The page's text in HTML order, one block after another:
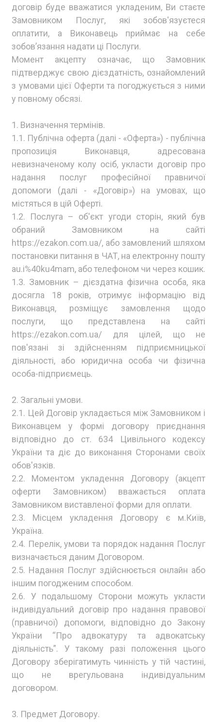
договір буде вважатися укладеним, Ви стаєте
Замовником Послуг, які зобов'язуєтеся
оплатити, а Виконавець приймає на себе
зобов’язання надати ці Послуги.
Момент акцепту означає, що Замовник
підтверджує свою дієздатність, ознайомлений
з умовами цієї Оферти та погоджується з ними
у повному обсязі.
1. Визначення термінів.
1.1. Публічна оферта (далі - «Оферта») - публічна
пропозиція Виконавця, адресована
невизначеному колу осіб, укласти договір про
надання послуг професійної правничої
допомоги (далі - «Договір») на умовах, що
містяться в цій Оферті.
1.2. Послуга – об'єкт угоди сторін, який був
обраний Замовником на сайті
https://ezakon.com.ua/, або замовлений шляхом
постановки питання в ЧАТ, на електронну пошту
au.i%40ku4mam, або телефоном чи через кошик.
1.3. Замовник – дієздатна фізична особа, яка
досягла 18 років, отримує інформацію від
Виконавця, розміщує замовлення щодо
послуги, що представлена на сайті
https://ezakon.com.ua/ для цілей, що не
пов'язані зі здійсненням підприємницької
діяльності, або юридична особа чи фізична
особа-підприємець.
2. Загальні умови.
2.1. Цей Договір укладається між Замовником і
Виконавцем у формі договору приєднання
відповідно до ст. 634 Цивільного кодексу
України та діє до виконання Сторонами своїх
обов'язків.
2.2. Моментом укладення Договору (акцепт
оферти Замовником) вважається оплата
Замовником виставленої форми для оплати.
2.3. Місцем укладення Договору є м.Київ,
Україна.
2.4. Перелік, умови та порядок надання Послуг
визначається даним Договором.
2.5. Надання Послуг здійснюється онлайн або
іншим погодженим способом.
2.6. У подальшому Сторони можуть укласти
індивідуальний договір про надання правової
(правничої) допомоги, відповідно до Закону
України “Про адвокатуру та адвокатську
діяльність”. У такому разі положення цього
Договору зберігатимуть чинність у тій частині,
що не врегульована індивідуальним
договором.
3. Предмет Договору.